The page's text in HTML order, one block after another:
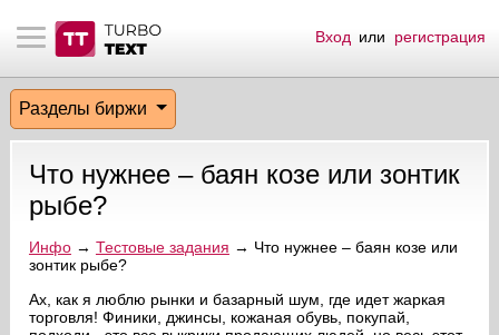
материалы
биржи
пользователи
эфир
на сайте
сообщения
по форуму
Вход или регистрация
Разделы биржи
Что нужнее – баян козе или зонтик
рыбе?
Инфо→ Тестовые задания → Что нужнее – баян козе или
зонтик рыбе?
Ах, как я люблю рынки и базарный шум, где идет жаркая
торговля! Финики, джинсы, кожаная обувь, покупай,